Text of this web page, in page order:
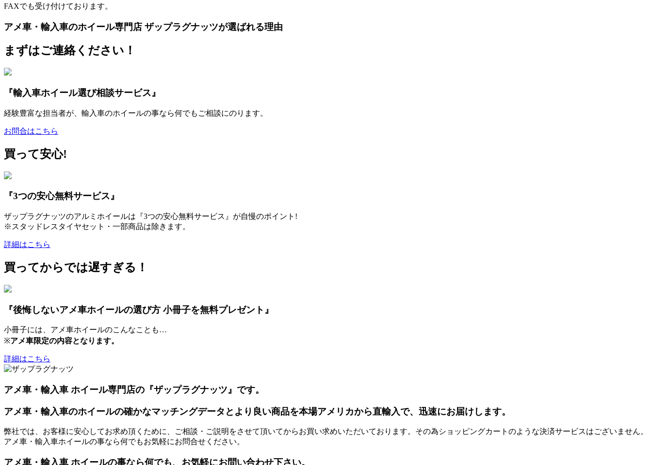
FAXでも受け付けております。
アメ車・輸入車のホイール専門店 ザップラグナッツが選ばれる理由
まずはご連絡ください！
『輸入車ホイール選び相談サービス』
経験豊富な担当者が、輸入車のホイールの事なら何でもご相談にのります。
お問合はこちら
買って安心!
『3つの安心無料サービス』
ザップラグナッツのアルミホイールは『3つの安心無料サービス』が自慢のポイント!
※スタッドレスタイヤセット・一部商品は除きます。
詳細はこちら
買ってからでは遅すぎる！
『後悔しないアメ車ホイールの選び方 小冊子を無料プレゼント』
小冊子には、アメ車ホイールのこんなことも…
※アメ車限定の内容となります。
詳細はこちら
アメ車・輸入車 ホイール専門店の『ザップラグナッツ』です。
アメ車・輸入車のホイールの確かなマッチングデータとより良い商品を本場アメリカから直輸入で、迅速にお届けします。
弊社では、お客様に安心してお求め頂くために、ご相談・ご説明をさせて頂いてからお買い求めいただいております。その為ショッピングカートのような決済サービスはございません。
アメ車・輸入車ホイールの事なら何でもお気軽にお問合せください。
アメ車・輸入車 ホイールの事なら何でも、お気軽にお問い合わせ下さい。